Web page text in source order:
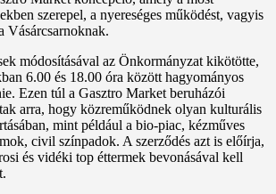
szerepel, a nyereséges működést, vagyis
Vásárcsarnoknak.
módosításával az Önkormányzat kikötötte,
6.00 és 18.00 óra között hagyományos
Ezen túl a Gasztro Market beruházói
arra, hogy közreműködnek olyan kulturális
mint például a bio-piac, kézműves
civil színpadok. A szerződés azt is előírja,
és vidéki top éttermek bevonásával kell